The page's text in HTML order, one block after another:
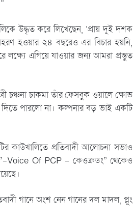
উদ্ধৃত করে লিখেছেন, ‘প্রায় দুই দশক
হওয়ার ২৪ বছরেও এর বিচার হয়নি,
লক্ষ্যে এগিয়ে যাওয়ার জন্য আমরা প্রস্তুত
চঞ্চনা চাকমা তাঁর ফেসবুক ওয়ালে ক্ষোভ
পারলো না। কল্পনার বড় ভাই একটি
কাউখালিতে প্রতিবাদী আলোচনা সভাও
“-Voice Of PCP – কেওক্রডং” থেকেও
গানে অংশ নেন গানের দল মাদল, প্লুং